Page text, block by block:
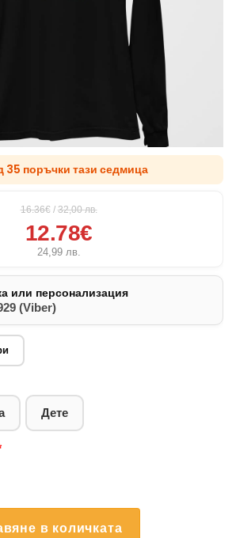
35 поръчки тази седмица
16.36€ / 32,00лв.
12.78€
24,99 лв.
или персонализация
(Viber)
Дете
в количката